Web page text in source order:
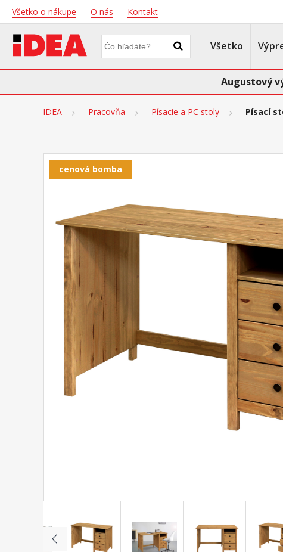
Všetko o nákupe O nás Kontakt
Všetko
Augustový
IDEA Pracovňa Písacie a PC stoly Písací
cenová bomba